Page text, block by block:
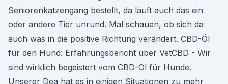
Seniorenkatzengang bestellt, da läuft auch das ein
oder andere Tier unrund. Mal schauen, ob sich da
auch was in die positive Richtung verändert. CBD-Öl
für den Hund: Erfahrungsbericht über VetCBD - Wir
sind wirklich begeistert vom CBD-Öl für Hunde.
Unserer Dea hat es in einigen Situationen zu mehr